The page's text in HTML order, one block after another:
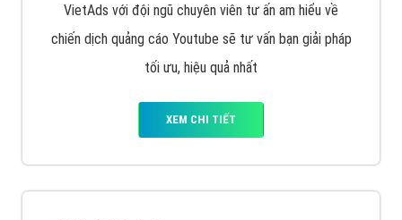
VietAds với đội ngũ chuyên viên tư ấn am hiểu về
chiến dịch quảng cáo Youtube sẽ tư vấn bạn giải pháp
tối ưu, hiệu quả nhất
XEM CHI TIẾT